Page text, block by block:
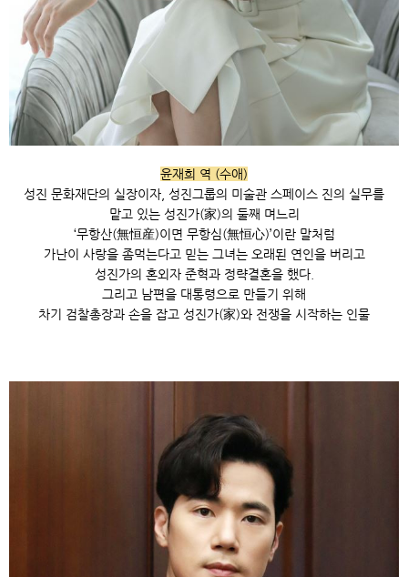
윤재희 역 (수애)
성진 문화재단의 실장이자, 성진그룹의 미술관 스페이스 진의 실무를
맡고 있는 성진가(家)의 둘째 며느리
‘무항산(無恒産)이면 무항심(無恒心)’이란 말처럼
가난이 사랑을 좀먹는다고 믿는 그녀는 오래된 연인을 버리고
성진가의 혼외자 준혁과 정략결혼을 했다.
그리고 남편을 대통령으로 만들기 위해
차기 검찰총장과 손을 잡고 성진가(家)와 전쟁을 시작하는 인물